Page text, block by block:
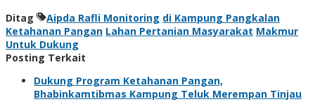
Ditag Aipda Rafli Monitoring di Kampung Pangkalan
Ketahanan Pangan Lahan Pertanian Masyarakat Makmur
Untuk Dukung
Posting Terkait
Dukung Program Ketahanan Pangan,
Bhabinkamtibmas Kampung Teluk Merempan Tinjau